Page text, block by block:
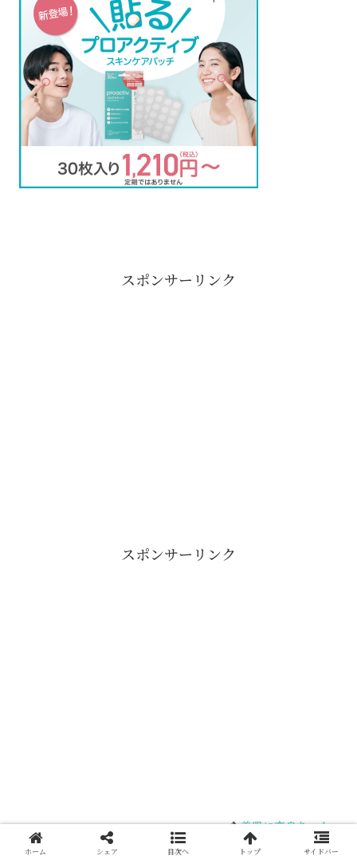
スポンサーリンク
スポンサーリンク
美肌に変身ちゃん
ホーム シェア 目次へ トップ サイドバー